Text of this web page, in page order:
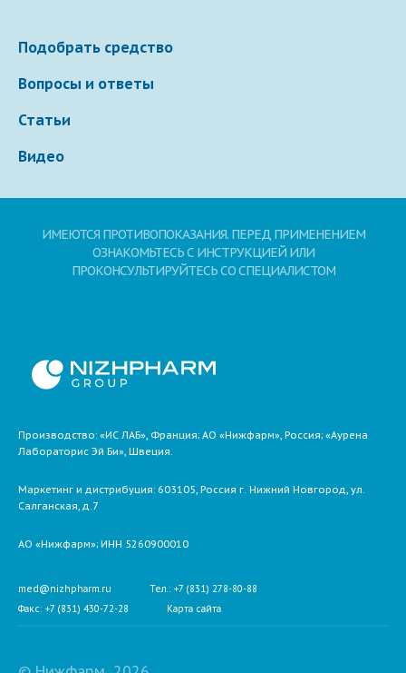
соглашение
Подобрать средство
Вопросы и ответы
Статьи
Видео
ИМЕЮТСЯ ПРОТИВОПОКАЗАНИЯ. ПЕРЕД ПРИМЕНЕНИЕМ
ОЗНАКОМЬТЕСЬ С ИНСТРУКЦИЕЙ ИЛИ
ПРОКОНСУЛЬТИРУЙТЕСЬ СО СПЕЦИАЛИСТОМ
Производство: «ИС ЛАБ», Франция; АО «Нижфарм», Россия; «Аурена
Лабораторис Эй Би», Швеция.
Маркетинг и дистрибуция: 603105, Россия г. Нижний Новгород, ул.
Салганская, д.7
АО «Нижфарм»; ИНН 5260900010
med@nizhpharm.ru
Тел.: +7 (831) 278-80-88
Факс: +7 (831) 430-72-28
Карта сайта